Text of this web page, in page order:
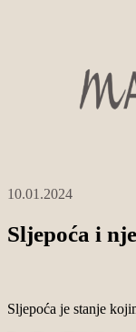
10.01.2024
Sljepoća i
Sljepoća je stanje